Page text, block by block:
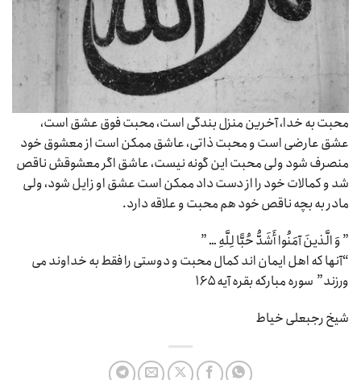
محبت به خدا، آخرین منزل بندگی است، محبت فوق عشق است،
عشق عارضی است و محبت ذاتی، عاشق ممکن است از معشوق خود
منصرف شود ولی محبت این گونه نیست، عاشق اگر معشوقش ناقص
شد و کمالات خود را از دست داد ممکن است عشق او زایل شود، ولی
مادر به بچه ناقص خود هم محبت و علاقه دارد.
” وَ الَّذینَ آمَنُوا أَشَدُّ حُبًّا لِلَّهِ … ”
“آنها که اهل ایمان اند کمال محبت و دوستی را فقط به خداوند می
ورزند” سوره مبارکه بقره آیه ۱۶۵
شیخ رجبعلی خیاط